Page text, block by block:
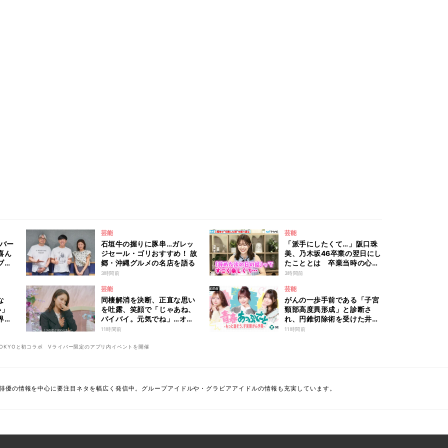
ー
ん
で
芸能
石垣牛の握りに豚串…ガレッ
ジセール・ゴリおすすめ！ 故
郷・沖縄グルメの名店を語る
3時間前
芸能
「派手にしたくて…」阪口珠
美、乃木坂46卒業の翌日にし
たこととは 卒業当時の心境
も明かす
3時間前
の
芸能
同棲解消を決断、正直な思い
を吐露、笑顔で「じゃあね、
バイバイ。元気でね」…オダ
ミユの成長を見届けた平祐奈
ディ3』
11時間前
芸能
がんの一歩手前である「子宮
頸部高度異形成」と診断さ
れ、円錐切除術を受けた井口
綾子が病気発覚時のリアルな
11時間前
と初コラボ Vライバー限定のアプリ内イベントを開催
優の情報を中心に要注目ネタを幅広く発信中。グループアイドルや・グラビアアイドルの情報も充実しています。